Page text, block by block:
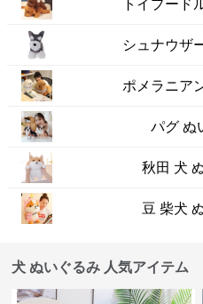
トイプード
シュナウザ
ポメラニア
パグ ぬ
秋田 犬
豆 柴犬
犬 ぬいぐるみ 人気アイテム